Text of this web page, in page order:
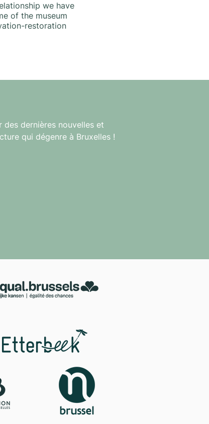
we have
of the museum
restoration
dernières nouvelles et
qui dégenre à Bruxelles !